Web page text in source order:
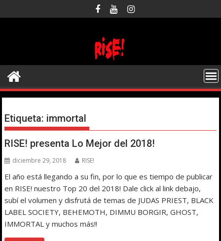
al
Etiqueta: immortal
RISE! presenta Lo Mejor del 2018!
diciembre 29, 2018 RISE!
El año está llegando a su fin, por lo que es tiempo de publicar
en RISE! nuestro Top 20 del 2018! Dale click al link debajo,
subí el volumen y disfrutá de temas de JUDAS PRIEST, BLACK
LABEL SOCIETY, BEHEMOTH, DIMMU BORGIR, GHOST,
IMMORTAL y muchos más!!